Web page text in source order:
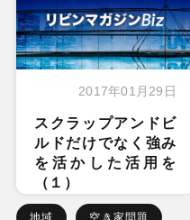
2017年01月29日
スクラップアンドビ
ルドだけでなく強み
を活かした活用を
（１）
地域 空き家問題